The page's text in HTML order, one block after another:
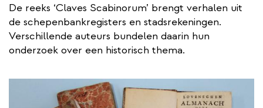
De reeks ‘Claves Scabinorum’ brengt verhalen uit
de schepenbankregisters en stadsrekeningen.
Verschillende auteurs bundelen daarin hun
onderzoek over een historisch thema.